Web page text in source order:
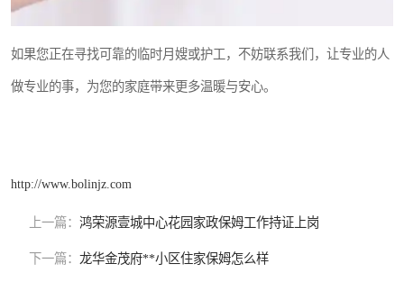
如果您正在寻找可靠的临时月嫂或护工，不妨联系我们，让专业的人
做专业的事，为您的家庭带来更多温暖与安心。
http://www.bolinjz.com
上一篇： 鸿荣源壹城中心花园家政保姆工作持证上岗
下一篇： 龙华金茂府**小区住家保姆怎么样